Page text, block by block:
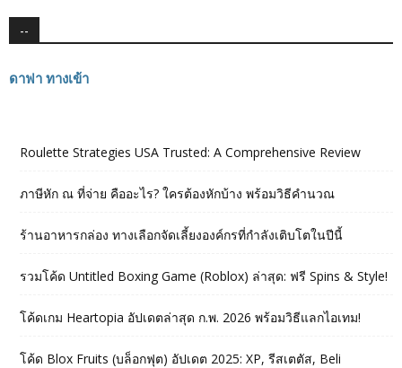
--
ดาฟา ทางเข้า
Roulette Strategies USA Trusted: A Comprehensive Review
ภาษีหัก ณ ที่จ่าย คืออะไร? ใครต้องหักบ้าง พร้อมวิธีคำนวณ
ร้านอาหารกล่อง ทางเลือกจัดเลี้ยงองค์กรที่กำลังเติบโตในปีนี้
รวมโค้ด Untitled Boxing Game (Roblox) ล่าสุด: ฟรี Spins & Style!
โค้ดเกม Heartopia อัปเดตล่าสุด ก.พ. 2026 พร้อมวิธีแลกไอเทม!
โค้ด Blox Fruits (บล็อกฟุต) อัปเดต 2025: XP, รีสเตตัส, Beli